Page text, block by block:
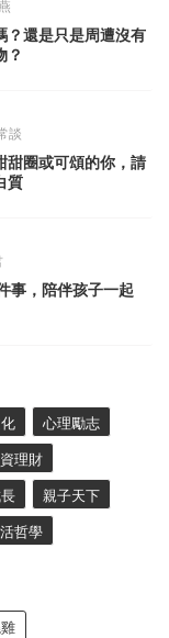
？還是只是周遭沒有
？
談
甜圈或可頌的你，請
質
事，陪伴孩子一起
心理勵志
理財
親子天下
哲學